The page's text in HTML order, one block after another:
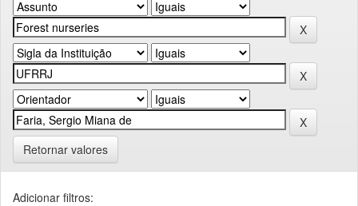
Retornar valores
Adicionar filtros: